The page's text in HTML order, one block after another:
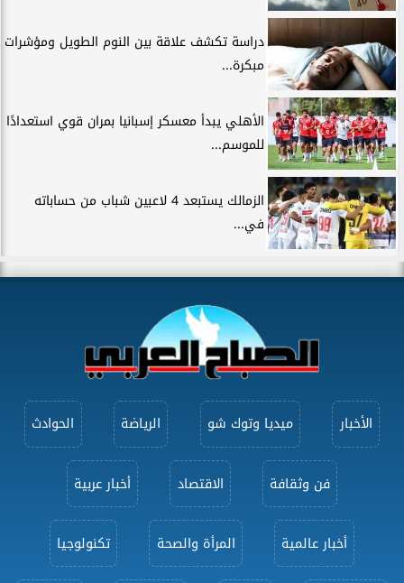
دراسة تكشف علاقة بين النوم الطويل ومؤشرات
مبكرة...
الأهلي يبدأ معسكر إسبانيا بمران قوي استعدادًا
للموسم...
الزمالك يستبعد 4 لاعبين شباب من حساباته
في...
الأخبار ميديا وتوك شو الرياضة الحوادث
فن وثقافة الاقتصاد أخبار عربية
أخبار عالمية المرأة والصحة تكنولوجيا